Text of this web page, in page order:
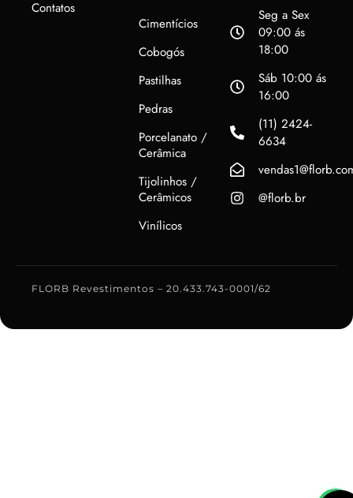
Contatos
Cimentícios
Cobogós
Pastilhas
Pedras
Porcelanato /
Cerâmica
Tijolinhos /
Cerâmicos
Vinílicos
Seg a Sex
09:00 ás
18:00
Sáb 10:00 ás
16:00
(11) 2424-
6634
@florb.br
FLORB Revestimentos – 20.433.743-0001/62